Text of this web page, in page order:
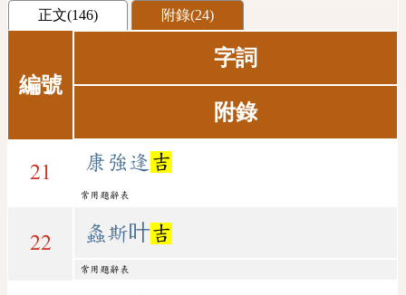
正文(146) 附錄(24)
編號
字詞
附錄
21 康強逢 吉
常用題辭表
22 螽斯叶吉
常用題辭表